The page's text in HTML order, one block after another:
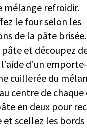
mélange refroidir.
le four selon les
de la pâte brisée.
et découpez
d’un
cuillerée du
centre de chaque
en deux pour
scellez les bords